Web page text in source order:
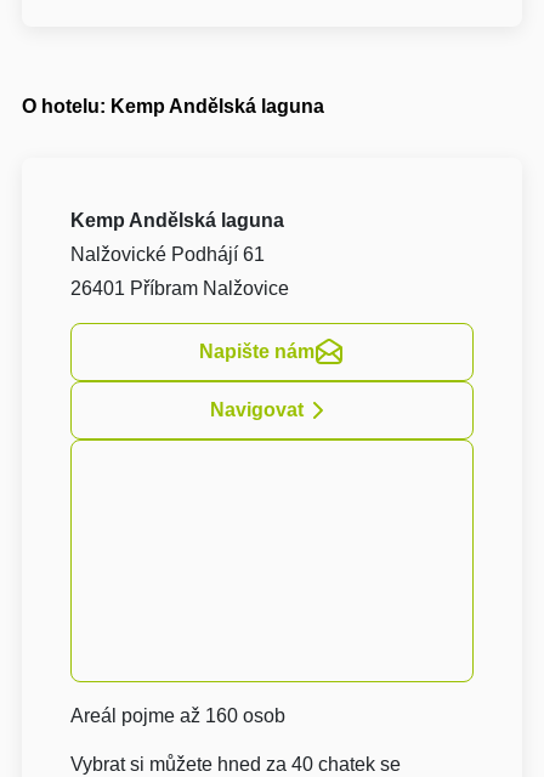
O hotelu: Kemp Andělská laguna
Kemp Andělská laguna
Nalžovické Podhájí 61
26401 Příbram Nalžovice
Napište nám
Navigovat
Areál pojme až 160 osob
Vybrat si můžete hned za 40 chatek se